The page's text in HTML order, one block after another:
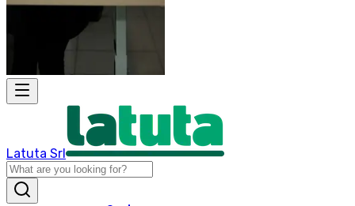
Latuta Srl